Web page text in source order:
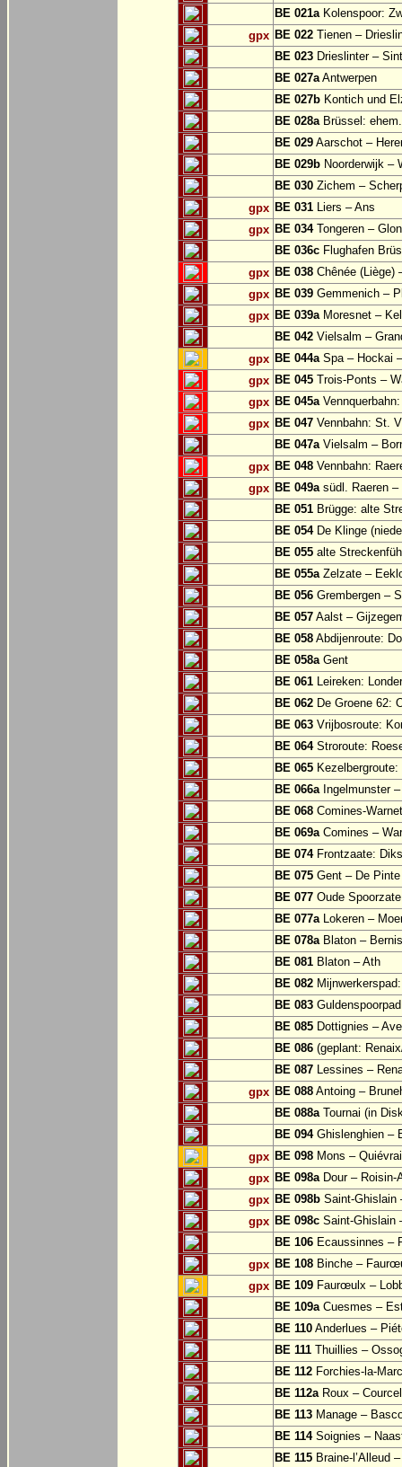
BE 021aKolenspoor:
gpx BE 022 Tienen –
BE 023 Drieslinter –
BE 027aAntwerpen
BE 027b Kontich und
BE 028aBrüssel:
BE 029 Aarschot –
BE 029b Noorderwijk –
BE 030 Zichem –
gpx BE 031 Liers – Ans
gpx BE 034Tongeren –
BE 036c Flughafen
gpx BE 038 Chênée (Liège)
gpx BE 039 Gemmenich –
gpx BE 039aMoresnet –
BE 042 Vielsalm –
gpx BE 044aSpa – Hockai
gpx BE 045 Trois-Ponts –
gpx BE 045a
gpx BE 047 Vennbahn: St.
BE 047aVielsalm –
gpx BE 048 Vennbahn:
gpx BE 049asüdl. Raeren –
BE 051 Brügge: alte
BE 054De Klinge
BE 055 alte
BE 055aZelzate –
BE 056 Grembergen –
BE 057 Aalst –
BE 058 Abdijenroute:
BE 058aGent
BE 061 Leireken:
BE 062 De Groene 62:
BE 063 Vrijbosroute:
BE 064Stroroute:
BE 065
BE 066aIngelmunster –
BE 068 Comines-
BE 069aComines –
BE 074Frontzaate:
BE 075 Gent – De
BE 077 Oude
BE 077aLokeren –
BE 078aBlaton –
BE 081 Blaton – Ath
BE 082
BE 083
BE 085 Dottignies –
BE 086 (geplant:
BE 087 Lessines –
gpx BE 088 Antoing –
BE 088aTournai (in
BE 094Ghislenghien –
gpx BE 098 Mons –
gpx BE 098aDour – Roisin-
gpx BE 098b Saint-Ghislain
gpx BE 098c Saint-Ghislain
BE 106 Ecaussinnes –
gpx BE 108 Binche –
gpx BE 109 Faurœulx –
BE 109aCuesmes –
BE 110 Anderlues –
BE 111 Thuillies –
BE 112 Forchies-la-
BE 112aRoux –
BE 113 Manage –
BE 114Soignies –
BE 115 Braine-l’Alleud